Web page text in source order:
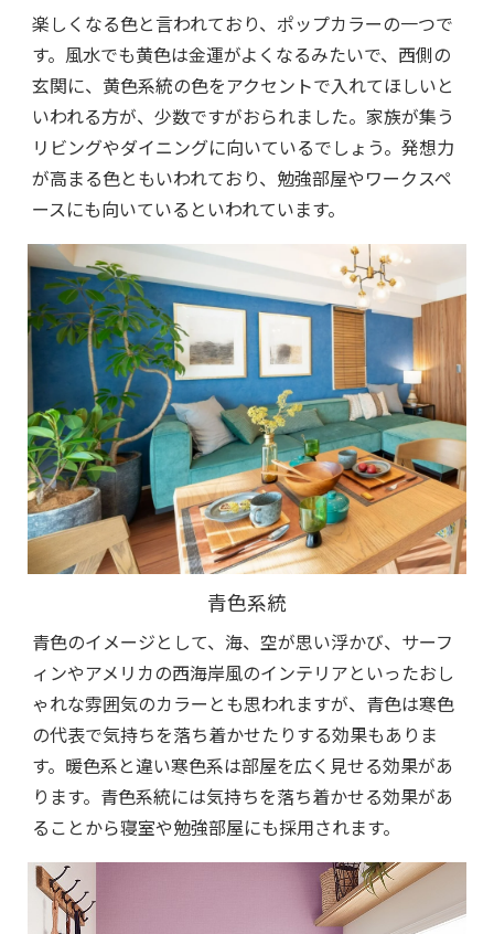
楽しくなる色と言われており、ポップカラーの一つで
す。風水でも黄色は金運がよくなるみたいで、西側の
玄関に、黄色系統の色をアクセントで入れてほしいと
いわれる方が、少数ですがおられました。家族が集う
リビングやダイニングに向いているでしょう。発想力
が高まる色ともいわれており、勉強部屋やワークスペ
ースにも向いているといわれています。
青色系統
青色のイメージとして、海、空が思い浮かび、サーフ
ィンやアメリカの西海岸風のインテリアといったおし
ゃれな雰囲気のカラーとも思われますが、青色は寒色
の代表で気持ちを落ち着かせたりする効果もありま
す。暖色系と違い寒色系は部屋を広く見せる効果があ
ります。青色系統には気持ちを落ち着かせる効果があ
ることから寝室や勉強部屋にも採用されます。